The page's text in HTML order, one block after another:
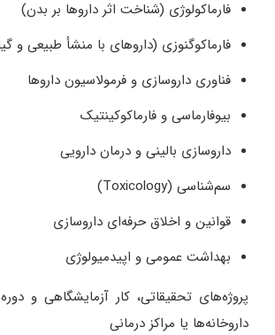
فارماکولوژی (شناخت اثر داروها بر بدن)
فارماکوگنوزی (داروهای با منشأ طبیعی و
فناوری داروسازی و فرمولاسیون داروها
بیوفارماسی و فارماکوکینتیک
داروسازی بالینی و درمان دارویی
سم‌شناسی (Toxicology)
قوانین و اخلاق حرفه‌ای داروسازی
بهداشت عمومی و اپیدمیولوژی
پروژه‌های تحقیقاتی، کار آزمایشگاهی و
داروخانه‌ها یا مراکز درمانی